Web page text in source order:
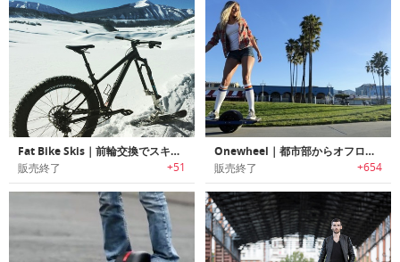
Fat Bike Skis｜前輪交換でスキーライド可能なバイク用スキー板「ファットバイクスキー」
販売終了 +51
Onewheel｜都市部からオフロードまで様々な地形を走行可能なライディングボード「ワンホイール」
販売終了 +654